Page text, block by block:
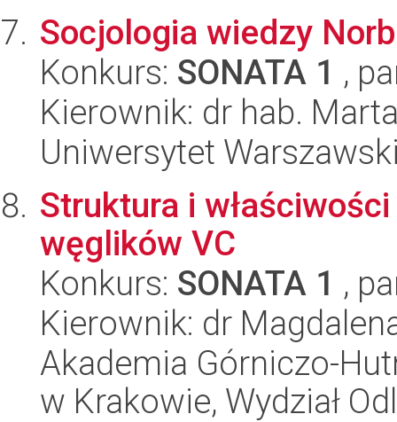
Socjologia wiedzy
Konkurs: SONATA 1 ,
Kierownik: dr hab.
Uniwersytet
Struktura i
węglików VC
Konkurs: SONATA 1 ,
Kierownik: dr
Akademia Górniczo-
w Krakowie, Wydział